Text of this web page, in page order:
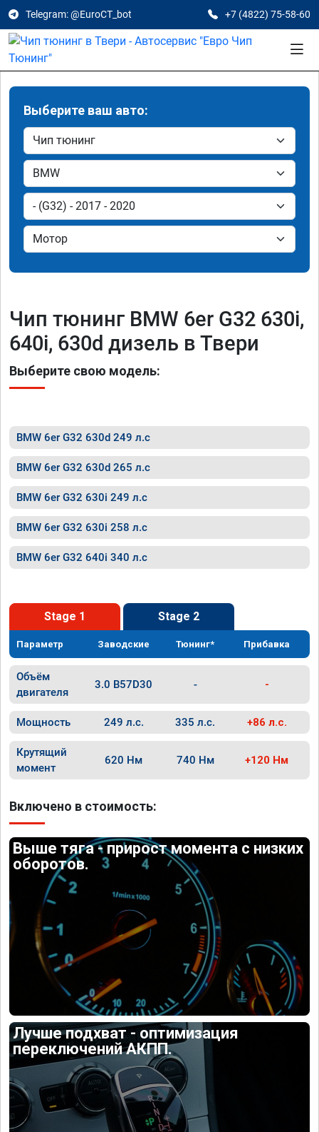
Telegram: @EuroCT_bot +7 (4822) 75-58-60
Выберите ваш авто:
Чип тюнинг BMW 6er G32 630i,
640i, 630d дизель в Твери
Выберите свою модель:
BMW 6er G32 630d 249 л.с
BMW 6er G32 630d 265 л.с
BMW 6er G32 630i 249 л.с
BMW 6er G32 630i 258 л.с
BMW 6er G32 640i 340 л.с
Stage 1 Stage 2
Параметр Заводские Тюнинг* Прибавка
Объём
двигателя
3.0 B57D30 - -
Мощность 249 л.с. 335 л.с. +86 л.с.
Крутящий
момент
620 Нм 740 Нм +120 Нм
Включено в стоимость:
Выше тяга - прирост момента с низких
оборотов.
Лучше подхват - оптимизация
переключений АКПП.